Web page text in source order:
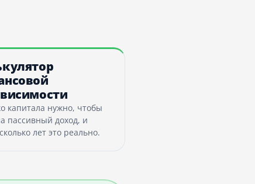
капитала нужно, чтобы
пассивный доход, и
лет это реально.